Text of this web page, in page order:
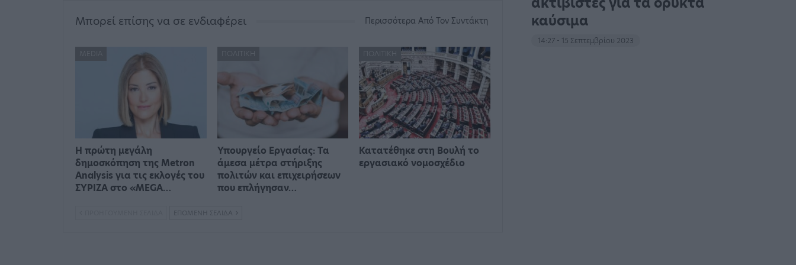
Μπορεί επίσης να σε ενδιαφέρει Περισσότερα Από Τον Συντάκτη
MEDIA
Η πρώτη μεγάλη
δημοσκόπηση της Metron
Analysis για τις εκλογές του
ΣΥΡΙΖΑ στο «MEGA…
ΠΟΛΙΤΙΚΉ
Υπουργείο Εργασίας: Τα
άμεσα μέτρα στήριξης
πολιτών και επιχειρήσεων
που επλήγησαν…
ΠΟΛΙΤΙΚΉ
Κατατέθηκε στη Βουλή το
εργασιακό νομοσχέδιο
ΕΠΌΜΕΝΗ ΣΕΛΊΔΑ
καύσιμα
14:27 - 15 Σεπτεμβρίου 2023